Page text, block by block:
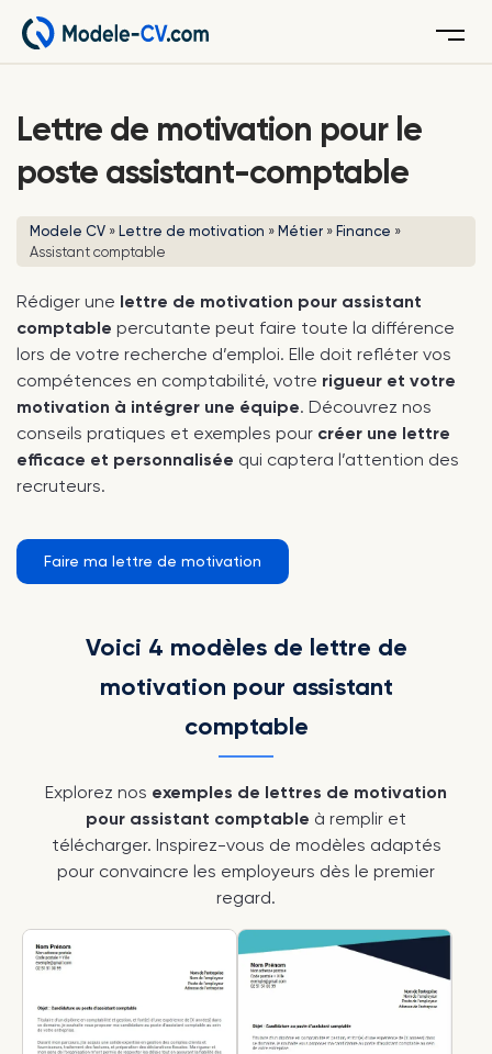
Menu
Lettre de motivation pour le
poste assistant-comptable
Modele CV » Lettre de motivation » Métier » Finance »
Assistant comptable
Rédiger une lettre de motivation pour assistant
comptable percutante peut faire toute la différence
lors de votre recherche d’emploi. Elle doit refléter vos
compétences en comptabilité, votre rigueur et votre
motivation à intégrer une équipe. Découvrez nos
conseils pratiques et exemples pour créer une lettre
efficace et personnalisée qui captera l’attention des
recruteurs.
Faire ma lettre de motivation
Voici 4 modèles de lettre de
motivation pour assistant
comptable
Explorez nos exemples de lettres de motivation
pour assistant comptable à remplir et
télécharger. Inspirez-vous de modèles adaptés
pour convaincre les employeurs dès le premier
regard.